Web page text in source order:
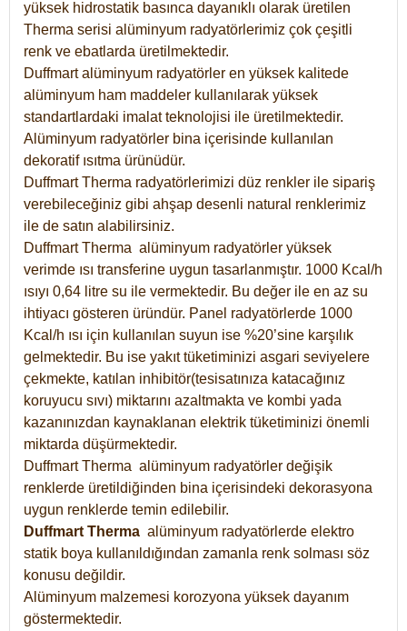
yüksek hidrostatik basınca dayanıklı olarak üretilen
Therma serisi alüminyum radyatörlerimiz çok çeşitli
renk ve ebatlarda üretilmektedir.
Duffmart alüminyum radyatörler en yüksek kalitede
alüminyum ham maddeler kullanılarak yüksek
standartlardaki imalat teknolojisi ile üretilmektedir.
Alüminyum radyatörler bina içerisinde kullanılan
dekoratif ısıtma ürünüdür.
Duffmart Therma radyatörlerimizi düz renkler ile sipariş
verebileceğiniz gibi ahşap desenli natural renklerimiz
ile de satın alabilirsiniz.
Duffmart Therma alüminyum radyatörler yüksek
verimde ısı transferine uygun tasarlanmıştır. 1000 Kcal/h
ısıyı 0,64 litre su ile vermektedir. Bu değer ile en az su
ihtiyacı gösteren üründür. Panel radyatörlerde 1000
Kcal/h ısı için kullanılan suyun ise %20’sine karşılık
gelmektedir. Bu ise yakıt tüketiminizi asgari seviyelere
çekmekte, katılan inhibitör(tesisatınıza katacağınız
koruyucu sıvı) miktarını azaltmakta ve kombi yada
kazanınızdan kaynaklanan elektrik tüketiminizi önemli
miktarda düşürmektedir.
Duffmart Therma alüminyum radyatörler değişik
renklerde üretildiğinden bina içerisindeki dekorasyona
uygun renklerde temin edilebilir.
Duffmart Therma alüminyum radyatörlerde elektro
statik boya kullanıldığından zamanla renk solması söz
konusu değildir.
Alüminyum malzemesi korozyona yüksek dayanım
göstermektedir.